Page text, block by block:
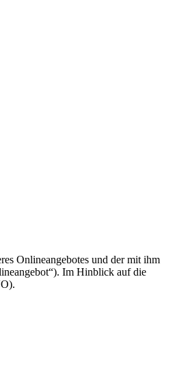
Onlineangebotes und der mit ihm
Im Hinblick auf die